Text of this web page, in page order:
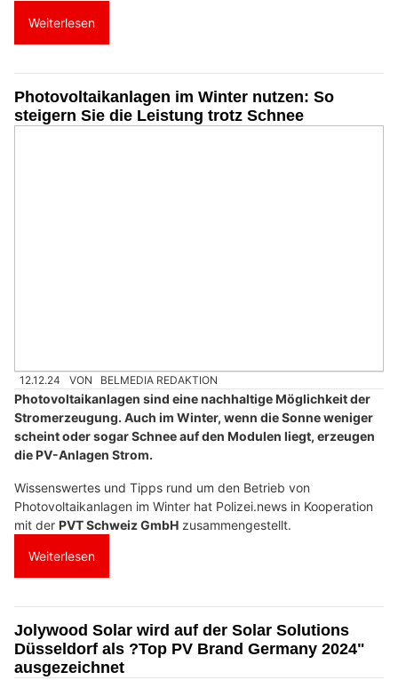
Weiterlesen
Photovoltaikanlagen im Winter nutzen: So
steigern Sie die Leistung trotz Schnee
12.12.24 VON BELMEDIA REDAKTION
Photovoltaikanlagen sind eine nachhaltige Möglichkeit der
Stromerzeugung. Auch im Winter, wenn die Sonne weniger
scheint oder sogar Schnee auf den Modulen liegt, erzeugen
die PV-Anlagen Strom.
Wissenswertes und Tipps rund um den Betrieb von
Photovoltaikanlagen im Winter hat Polizei.news in Kooperation
mit der PVT Schweiz GmbH zusammengestellt.
Weiterlesen
Jolywood Solar wird auf der Solar Solutions
Düsseldorf als ?Top PV Brand Germany 2024"
ausgezeichnet